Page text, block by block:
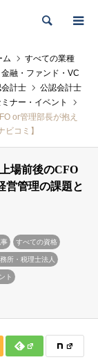
検索
ム
すべての業種
融・ファンド・VC
計士
公認会計士
ナー・イベント
or管理部長が抱え
コミ】
場前後のCFO
営管理の課題と
すべての資格
所・税理士法人
ト